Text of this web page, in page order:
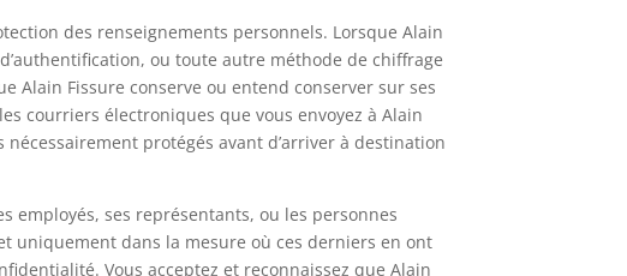
des renseignements personnels. Lorsque Alain
ou toute autre méthode de chiffrage
Alain Fissure conserve ou entend conserver sur ses
courriers électroniques que vous envoyez à Alain
protégés avant d’arriver à destination
employés, ses représentants, ou les personnes
uniquement dans la mesure où ces derniers en ont
Vous acceptez et reconnaissez que Alain